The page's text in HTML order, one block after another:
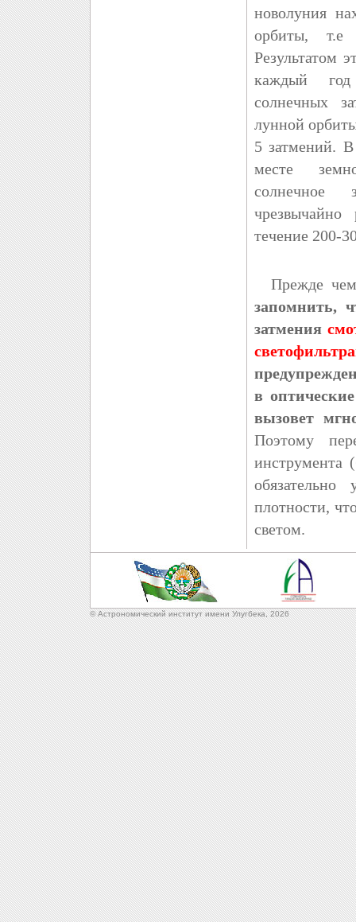
новолуния
орбиты, т.е
Результатом
каждый
солнечных
лунной
5 затмений.
месте
солнечное
течение 200-
Прежде чем
запомнить,
затмения
в
вызовет
Поэтому
инструмента
обязательно
плотности,
светом.
© Астрономический институт имени Улугбека,2026